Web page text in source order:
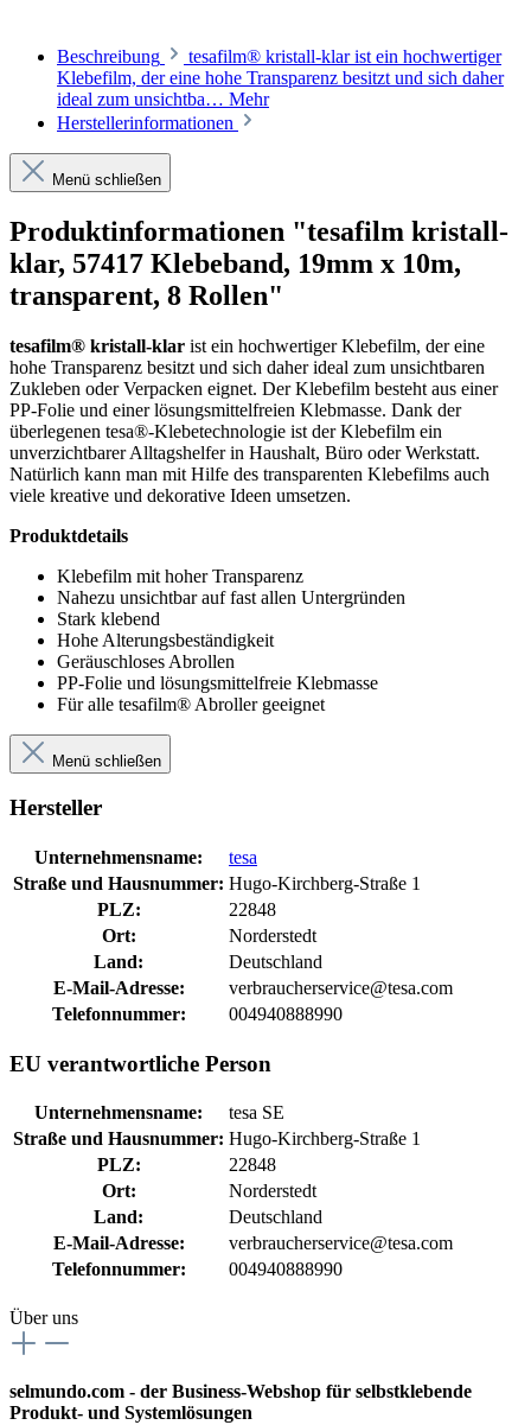
Beschreibung
tesafilm® kristall-klar ist ein hochwertiger
Klebefilm, der eine hohe Transparenz besitzt und sich daher
ideal zum unsichtba… Mehr
Herstellerinformationen
Menü schließen
Produktinformationen "tesafilm kristall-
klar, 57417 Klebeband, 19mm x 10m,
transparent, 8 Rollen"
tesafilm® kristall-klar ist ein hochwertiger Klebefilm, der eine
hohe Transparenz besitzt und sich daher ideal zum unsichtbaren
Zukleben oder Verpacken eignet. Der Klebefilm besteht aus einer
PP-Folie und einer lösungsmittelfreien Klebmasse. Dank der
überlegenen tesa®-Klebetechnologie ist der Klebefilm ein
unverzichtbarer Alltagshelfer in Haushalt, Büro oder Werkstatt.
Natürlich kann man mit Hilfe des transparenten Klebefilms auch
viele kreative und dekorative Ideen umsetzen.
Produktdetails
Klebefilm mit hoher Transparenz
Nahezu unsichtbar auf fast allen Untergründen
Stark klebend
Hohe Alterungsbeständigkeit
Geräuschloses Abrollen
PP-Folie und lösungsmittelfreie Klebmasse
Für alle tesafilm® Abroller geeignet
Menü schließen
Hersteller
Unternehmensname:
tesa
Straße und Hausnummer: Hugo-Kirchberg-Straße 1
PLZ:
22848
Ort:
Norderstedt
Land:
Deutschland
E-Mail-Adresse:
verbraucherservice@tesa.com
Telefonnummer:
004940888990
EU verantwortliche Person
Unternehmensname:
tesa SE
Straße und Hausnummer: Hugo-Kirchberg-Straße 1
PLZ:
22848
Ort:
Norderstedt
Land:
Deutschland
E-Mail-Adresse:
verbraucherservice@tesa.com
Telefonnummer:
004940888990
Über uns
selmundo.com - der Business-Webshop für selbstklebende
Produkt- und Systemlösungen